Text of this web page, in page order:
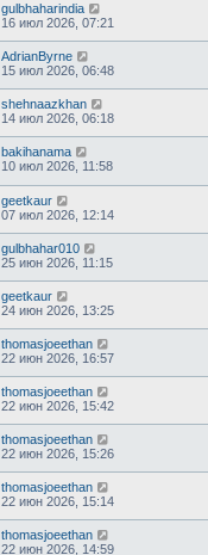
gulbhaharindia
16 июл 2026, 07:21
AdrianByrne
15 июл 2026, 06:48
shehnaazkhan
14 июл 2026, 06:18
bakihanama
10 июл 2026, 11:58
geetkaur
07 июл 2026, 12:14
gulbhahar010
25 июн 2026, 11:15
geetkaur
24 июн 2026, 13:25
thomasjoeethan
22 июн 2026, 16:57
thomasjoeethan
22 июн 2026, 15:42
thomasjoeethan
22 июн 2026, 15:26
thomasjoeethan
22 июн 2026, 15:14
thomasjoeethan
22 июн 2026, 14:59